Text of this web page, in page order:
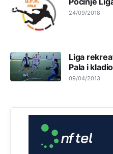
24/09/2018
Liga
Pala i
09/04/2013
nema pristup računaru bilo
tablet
Анонимно2818605
koristi internet, niti ima
Анонимно2818605 8/8/2026
Анонимно2818605 8/8/2026